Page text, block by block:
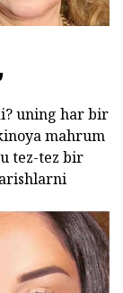
uning har bir
mahrum
tez-tez bir